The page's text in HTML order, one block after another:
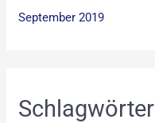
September 2019
Schlagwörter